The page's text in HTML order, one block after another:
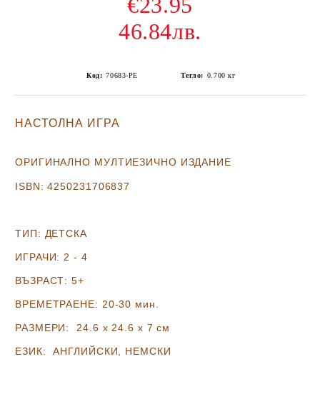
46.84лв.
Код: 70683-PE Тегло: 0.700 кг
НАСТОЛНА ИГРА
ОРИГИНАЛНО МУЛТИЕЗИЧНО ИЗДАНИЕ
ISBN: 4250231706837
ТИП: ДЕТСКА
ИГРАЧИ: 2 - 4
ВЪЗРАСТ: 5+
ВРЕМЕТРАЕНЕ: 20-30 мин.
РАЗМЕРИ: 24.6 х 24.6 х 7см
ЕЗИК: АНГЛИЙСКИ, НЕМСКИ